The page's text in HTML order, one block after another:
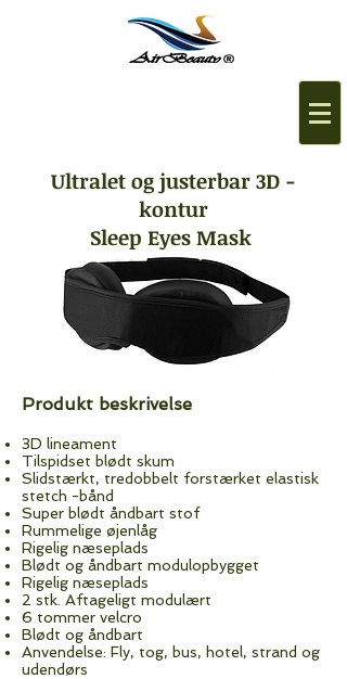
Ultralet og justerbar 3D -
kontur
Sleep Eyes Mask
Produkt beskrivelse
3D lineament
Tilspidset blødt skum
Slidstærkt, tredobbelt forstærket elastisk
stetch -bånd
Super blødt åndbart stof
Rummelige øjenlåg
Rigelig næseplads
Blødt og åndbart modulopbygget
Rigelig næseplads
2 stk. Aftageligt modulært
6 tommer velcro
Blødt og åndbart
Anvendelse: Fly, tog, bus, hotel, strand og
udendørs